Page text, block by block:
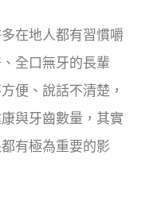
在地人都有習慣嚼
全口無牙的長輩
便、說話不清楚，
與牙齒數量，其實
有極為重要的影